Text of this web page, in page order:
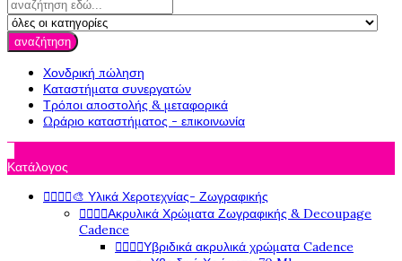
αναζήτηση
Χονδρική πώληση
Καταστήματα συνεργατών
Τρόποι αποστολής & μεταφορικά
Ωράριο καταστήματος - επικοινωνία
Κατάλογος
🎨 Υλικά Χεροτεχνίας- Ζωγραφικής
Ακρυλικά Χρώματα Ζωγραφικής & Decoupage
Cadence
Υβριδικά ακρυλικά χρώματα Cadence